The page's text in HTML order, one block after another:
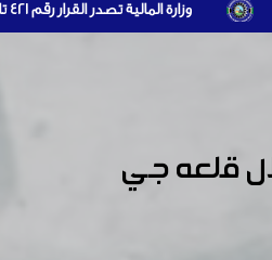
وزارة المالية تصدر القرار رقم 421 تاريخ 24/3/2026 المتضمن الزام المستوردين بإبراز براءة ذمة مالية سارية صادرة عن الهيئة العامة للضرائب والرسوم أو مديرياتها عند القيام بعمليات الاستيراد
قلعه جي